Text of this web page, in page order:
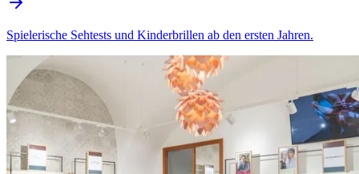
Spielerische Sehtests und Kinderbrillen ab den ersten Jahren.